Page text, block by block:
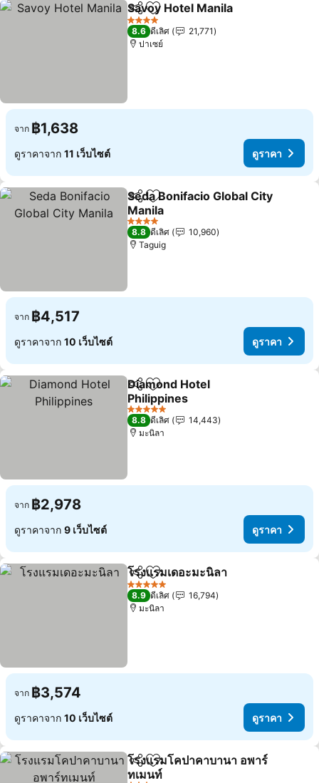
แชร์ เพิ่มในรายการโปรด
Savoy Hotel Manila
4 ดาว
8.6 ดีเลิศ
21,771
ปาเซย์
จาก ฿1,638
ดูราคาจาก 11 เว็บไซต์ ดูราคา
แชร์ เพิ่มในรายการโปรด
Seda Bonifacio Global City
Manila
ดูราคา
4 ดาว
8.8 ดีเลิศ
10,960
Taguig
จาก ฿4,517
ดูราคาจาก 10 เว็บไซต์ ดูราคา
แชร์ เพิ่มในรายการโปรด
Diamond Hotel
Philippines
ดูราคา
5 ดาว
8.8 ดีเลิศ
14,443
มะนิลา
จาก ฿2,978
ดูราคาจาก 9 เว็บไซต์ ดูราคา
แชร์ เพิ่มในรายการโปรด
โรงแรมเดอะมะนิลา
5 ดาว
8.9 ดีเลิศ
16,794
มะนิลา
จาก ฿3,574
ดูราคาจาก 10 เว็บไซต์ ดูราคา
แชร์ เพิ่มในรายการโปรด
โรงแรมโคปาคาบานา อพาร์
ทเมนท์